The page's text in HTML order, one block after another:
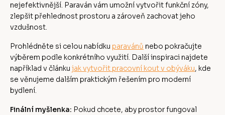
nejefektivnější. Paraván vám umožní vytvořit funkční zóny,
zlepšit přehlednost prostoru a zároveň zachovat jeho
vzdušnost.
Prohlédněte si celou nabídku paravánů nebo pokračujte
výběrem podle konkrétního využití. Další inspiraci najdete
například v článku jak vytvořit pracovní kout v obýváku, kde
se věnujeme dalším praktickým řešením pro moderní
bydlení.
Finální myšlenka: Pokud chcete, aby prostor fungoval